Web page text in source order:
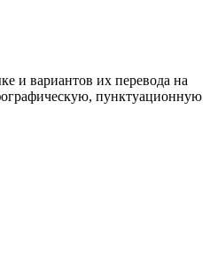
и вариантов их перевода на
пунктуационную